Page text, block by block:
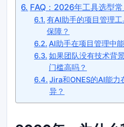
FAQ：2026年工具选型
有AI助手的项目管理
保障？
AI助手在项目管理中
如果团队没有技术背
门槛高吗？
Jira和ONES的AI能力
异？